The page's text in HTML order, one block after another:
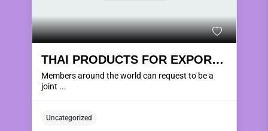
THAI PRODUCTS FOR EXPORT AROUND THE WORLD.
Members around the world can request to be a
joint ...
Uncategorized